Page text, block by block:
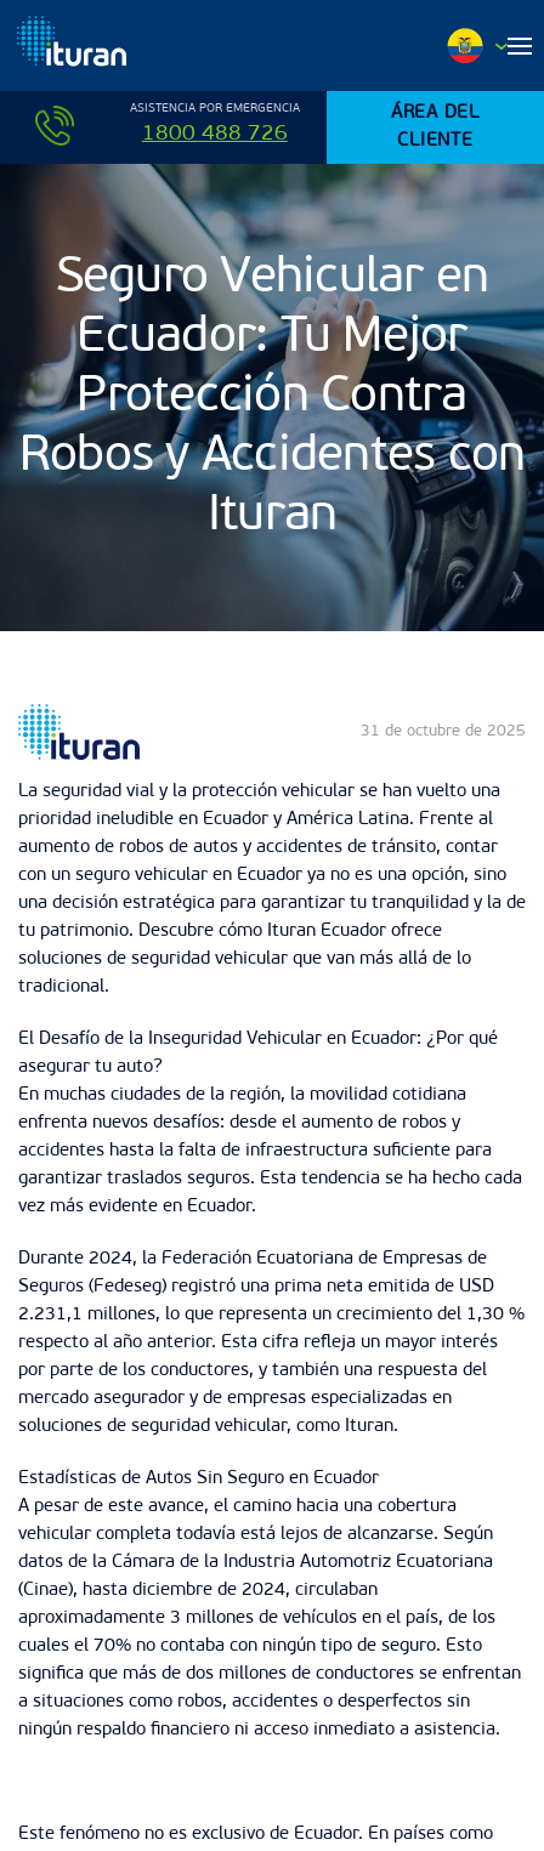
Ir al contenido principal
ASISTENCIA POR EMERGENCIA
1800 488 726
ÁREA DEL
CLIENTE
Seguro Vehicular en
Ecuador: Tu Mejor
Protección Contra
Robos y Accidentes con
Ituran
31 de octubre de 2025
La seguridad vial y la protección vehicular se han vuelto una
prioridad ineludible en Ecuador y América Latina. Frente al
aumento de robos de autos y accidentes de tránsito, contar
con un seguro vehicular en Ecuador ya no es una opción, sino
una decisión estratégica para garantizar tu tranquilidad y la de
tu patrimonio. Descubre cómo Ituran Ecuador ofrece
soluciones de seguridad vehicular que van más allá de lo
tradicional.
El Desafío de la Inseguridad Vehicular en Ecuador: ¿Por qué
asegurar tu auto?
En muchas ciudades de la región, la movilidad cotidiana
enfrenta nuevos desafíos: desde el aumento de robos y
accidentes hasta la falta de infraestructura suficiente para
garantizar traslados seguros. Esta tendencia se ha hecho cada
vez más evidente en Ecuador.
Durante 2024, la Federación Ecuatoriana de Empresas de
Seguros (Fedeseg) registró una prima neta emitida de USD
2.231,1 millones, lo que representa un crecimiento del 1,30 %
respecto al año anterior. Esta cifra refleja un mayor interés
por parte de los conductores, y también una respuesta del
mercado asegurador y de empresas especializadas en
soluciones de seguridad vehicular, como Ituran.
Estadísticas de Autos Sin Seguro en Ecuador
A pesar de este avance, el camino hacia una cobertura
vehicular completa todavía está lejos de alcanzarse. Según
datos de la Cámara de la Industria Automotriz Ecuatoriana
(Cinae), hasta diciembre de 2024, circulaban
aproximadamente 3 millones de vehículos en el país, de los
cuales el 70% no contaba con ningún tipo de seguro. Esto
significa que más de dos millones de conductores se enfrentan
a situaciones como robos, accidentes o desperfectos sin
ningún respaldo financiero ni acceso inmediato a asistencia.
Este fenómeno no es exclusivo de Ecuador. En países como